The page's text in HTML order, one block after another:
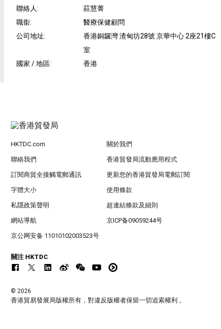
聯絡人:
莊慧菁
職銜:
醫療保健顧問
公司地址:
香港銅鑼灣 渣甸坊28號 京華中心 2座21樓C
室
國家 / 地區: 香港
HKTDC.com 關於我們
聯絡我們 香港貿發局流動應用程式
訂閱商貿全接觸電郵通訊 更新您的香港貿發局電郵訂閱
字體大小 使用條款
私隱政策聲明 超連結條款及細則
網站導航 京ICP备09059244号
京公网安备 11010102003523号
關注 HKTDC
© 2026
香港貿易發展局版權所有，對違反版權者保留一切追索權利 。